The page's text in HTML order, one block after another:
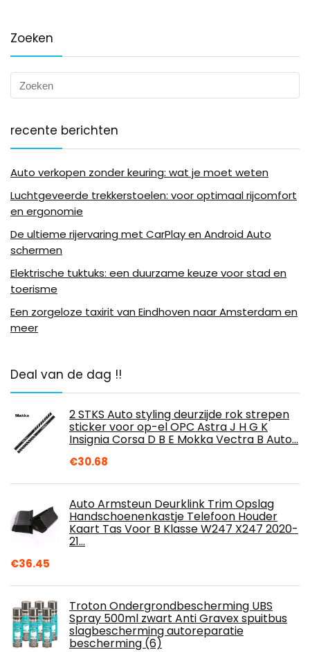
Zoeken
recente berichten
Auto verkopen zonder keuring: wat je moet weten
Luchtgeveerde trekkerstoelen: voor optimaal rijcomfort
en ergonomie
De ultieme rijervaring met CarPlay en Android Auto
schermen
Elektrische tuktuks: een duurzame keuze voor stad en
toerisme
Een zorgeloze taxirit van Eindhoven naar Amsterdam en
meer
Deal van de dag !!
2 STKS Auto styling deurzijde rok strepen
sticker voor op-el OPC Astra J H G K
Insignia Corsa D B E Mokka Vectra B Auto…
€30.68
Auto Armsteun Deurklink Trim Opslag
Handschoenenkastje Telefoon Houder
Kaart Tas Voor B Klasse W247 X247 2020-
21…
€36.45
Troton Ondergrondbescherming UBS
Spray 500ml zwart Anti Gravex spuitbus
slagbescherming autoreparatie
bescherming (6)